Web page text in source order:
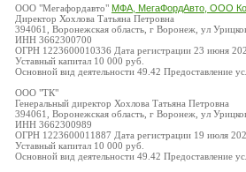
ООО "Мегафордавто" МФА, МегаФордАвто, ООО
Директор Хохлова Татьяна Петровна
394061, Воронежская область, г Воронеж, ул
ИНН 3662300700
ОГРН 1223600010336 Дата регистрации 23 июня
Уставный капитал 10 000 руб.
Основной вид деятельности 49.42 Предоставление
ООО "ТК"
Генеральный директор Хохлова Татьяна Петровна
394061, Воронежская область, г Воронеж, ул
ИНН 3662300989
ОГРН 1223600011887 Дата регистрации 19 июля
Уставный капитал 10 000 руб.
Основной вид деятельности 49.42 Предоставление